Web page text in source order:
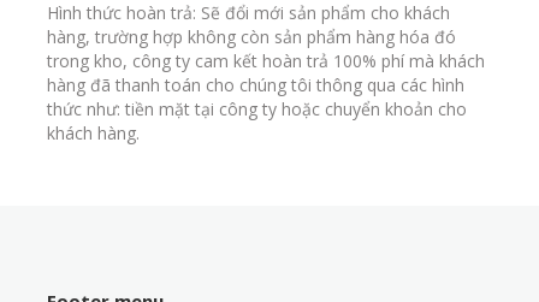
Hình thức hoàn trả: Sẽ đổi mới sản phẩm cho khách
hàng, trường hợp không còn sản phẩm hàng hóa đó
trong kho, công ty cam kết hoàn trả 100% phí mà khách
hàng đã thanh toán cho chúng tôi thông qua các hình
thức như: tiền mặt tại công ty hoặc chuyển khoản cho
khách hàng.